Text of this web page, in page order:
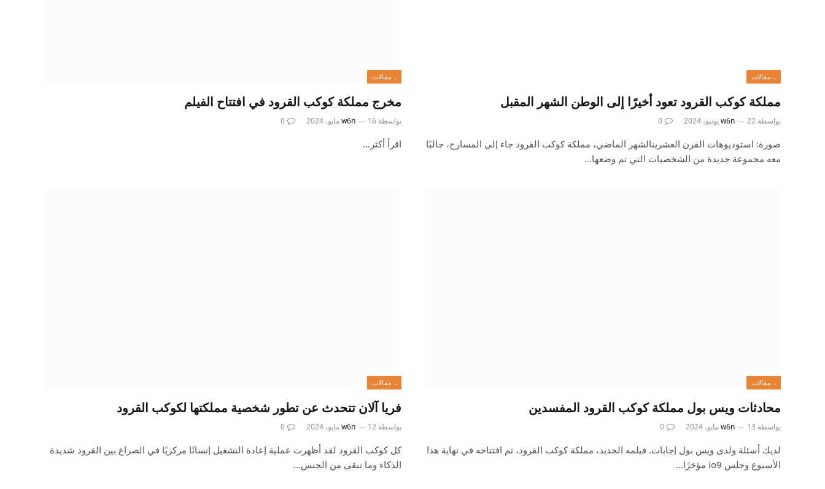
، مقالات
مملكة كوكب القرود تعود أخيرًا إلى الوطن الشهر المقبل
بواسطة w6n 22 يونيو، 2024 0
صورة: استوديوهات القرن العشرينالشهر الماضي، مملكة كوكب القرود جاء إلى المسارح، جالبًا
معه مجموعة جديدة من الشخصيات التي تم وضعها…
، مقالات
مخرج مملكة كوكب القرود في افتتاح الفيلم
بواسطة w6n 16 مايو، 2024 0
اقرأ أكثر…
، مقالات
محادثات ويس بول مملكة كوكب القرود المفسدين
بواسطة w6n 13 مايو، 2024 0
لديك أسئلة ولدى ويس بول إجابات. فيلمه الجديد، مملكة كوكب القرود، تم افتتاحه في نهاية هذا
الأسبوع وجلس io9 مؤخرًا…
، مقالات
فريا آلان تتحدث عن تطور شخصية مملكتها لكوكب القرود
بواسطة w6n 12 مايو، 2024 0
كل كوكب القرود لقد أظهرت عملية إعادة التشغيل إنسانًا مركزيًا في الصراع بين القرود شديدة
الذكاء وما تبقى من الجنس…